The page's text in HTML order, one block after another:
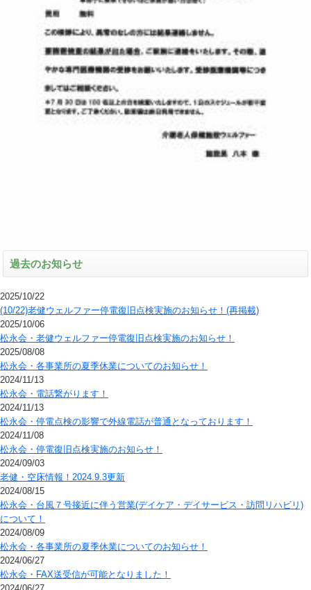
過去のお知らせ
2025/10/22
(10/22)老健ウェルファー停電復旧点検実施のお知らせ！(再掲載)
2025/10/06
松永会・老健ウェルファー停電復旧点検実施のお知らせ！
2025/08/08
松永会・各事業所の夏季休業についてのお知らせ！
2024/11/13
松永会・電話繋がります！
2024/11/13
松永会・停電点検の影響で外線電話が普通となっております！
2024/11/08
松永会・停電復旧点検実施のお知らせ！
2024/09/03
老健・空床情報！2024.9.3更新
2024/08/15
松永会・台風７号接近に伴う営業(デイケア・デイサービス・訪問リハビリ)
について！
2024/08/09
松永会・各事業所の夏季休業についてのお知らせ！
2024/06/27
松永会・FAX送受信が可能となりました！